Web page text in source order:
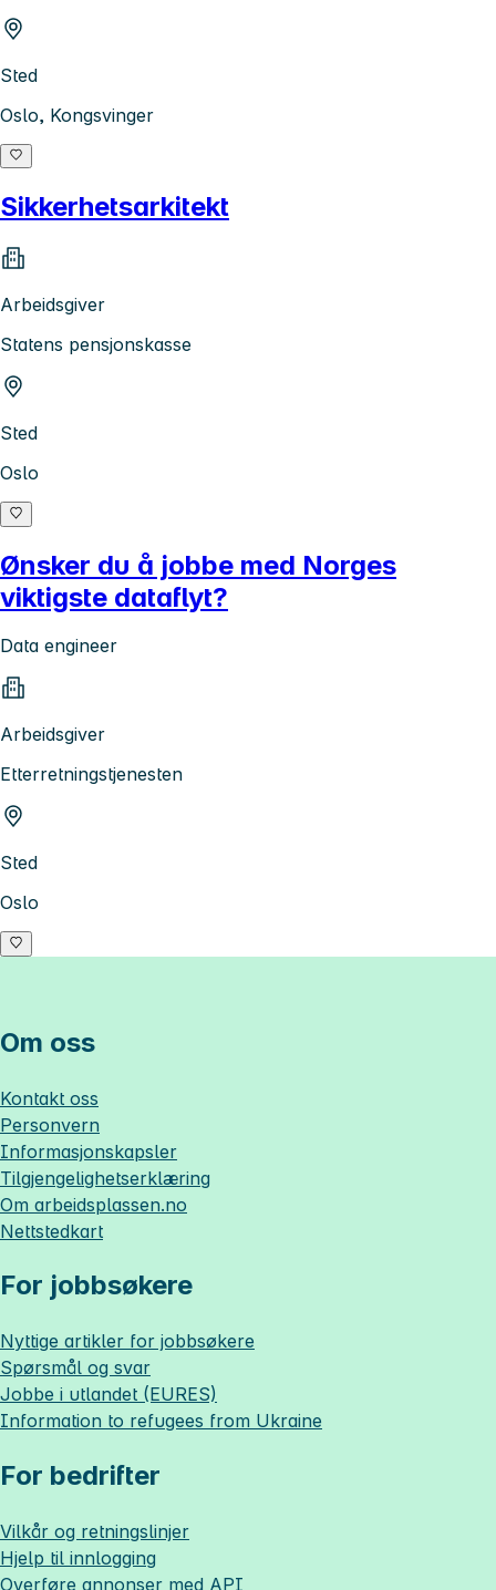
Sted
Oslo, Kongsvinger
Sikkerhetsarkitekt
Arbeidsgiver
Statens pensjonskasse
Sted
Oslo
Ønsker du å jobbe med Norges
viktigste dataflyt?
Data engineer
Arbeidsgiver
Etterretningstjenesten
Sted
Oslo
Om oss
Kontakt oss
Personvern
Informasjonskapsler
Tilgjengelighetserklæring
Om arbeidsplassen.no
Nettstedkart
For jobbsøkere
Nyttige artikler for jobbsøkere
Spørsmål og svar
Jobbe i utlandet (EURES)
Information to refugees from Ukraine
For bedrifter
Vilkår og retningslinjer
Hjelp til innlogging
Overføre annonser med API